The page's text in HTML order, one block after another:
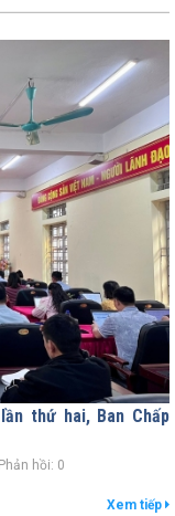
thứ hai, Ban Chấp
Phản hồi: 0
Xem tiếp